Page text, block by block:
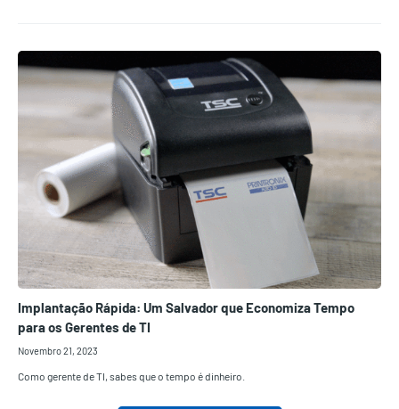
Implantação Rápida: Um Salvador que Economiza Tempo
para os Gerentes de TI
Novembro 21, 2023
Como gerente de TI, sabes que o tempo é dinheiro.